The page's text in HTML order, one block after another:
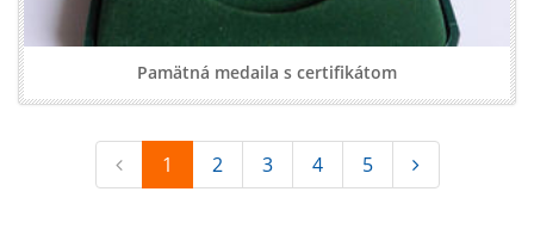
Pamätná medaila s certifikátom
1 2 3 4 5